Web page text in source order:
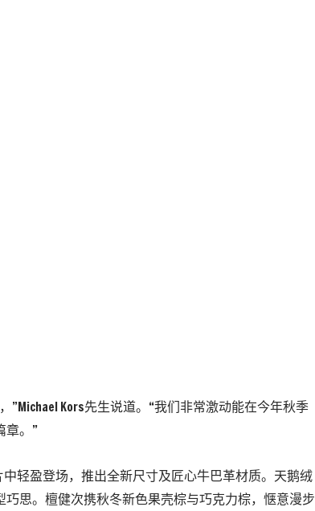
”Michael Kors先生说道。“我们非常激动能在今年秋季
章。”
片中轻盈登场，推出全新尺寸及匠心牛巴革材质。天鹅绒
思。檀健次携秋冬新色果壳棕与巧克力棕，惬意漫步